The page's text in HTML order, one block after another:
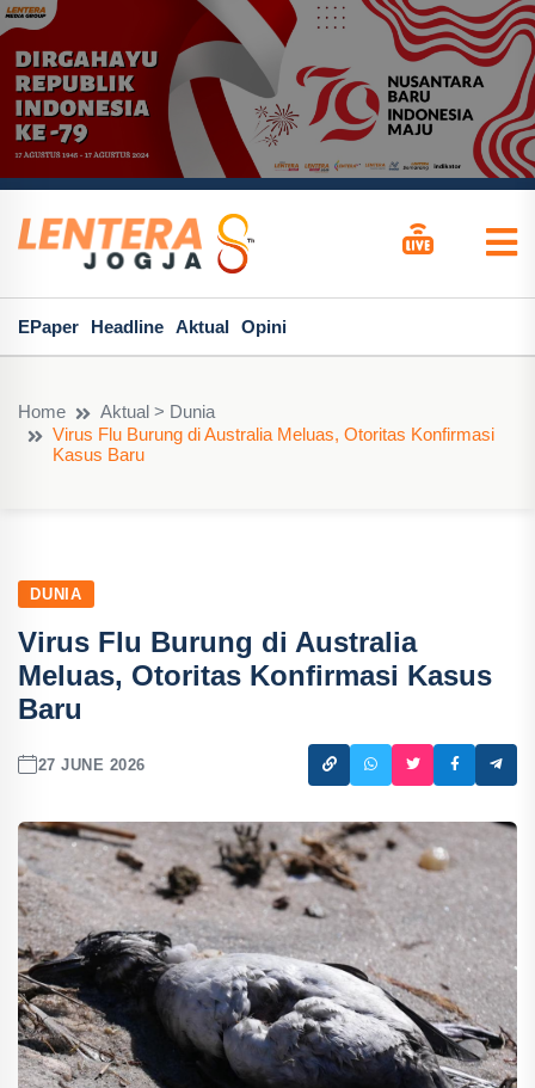
EPaper Headline Aktual Opini
Home
Aktual > Dunia
Virus Flu Burung di Australia Meluas, Otoritas Konfirmasi
Kasus Baru
DUNIA
Virus Flu Burung di Australia
Meluas, Otoritas Konfirmasi Kasus
Baru
27 JUNE 2026